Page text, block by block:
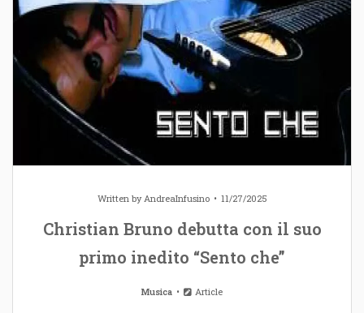
Written byAndreaInfusino 11/27/2025
Christian Bruno debutta con il suo
primo inedito “Sento che”
Musica Article